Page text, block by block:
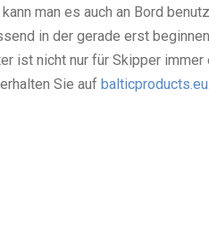
man es auch an Bord
in der gerade erst
ist nicht nur für Skipper
Sie auf balticproducts.eu